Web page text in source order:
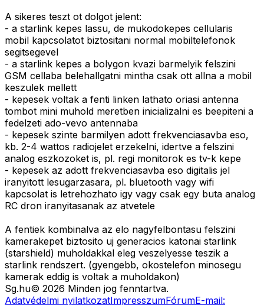
A sikeres teszt ot dolgot jelent:
- a starlink kepes lassu, de mukodokepes cellularis
mobil kapcsolatot biztositani normal mobiltelefonok
segitsegevel
- a starlink kepes a bolygon kvazi barmelyik felszini
GSM cellaba belehallgatni mintha csak ott allna a mobil
keszulek mellett
- kepesek voltak a fenti linken lathato oriasi antenna
tombot mini muhold meretben inicializalni es beepiteni a
fedelzeti ado-vevo antennaba
- kepesek szinte barmilyen adott frekvenciasavba eso,
kb. 2-4 wattos radiojelet erzekelni, idertve a felszini
analog eszkozoket is, pl. regi monitorok es tv-k kepe
- kepesek az adott frekvenciasavba eso digitalis jel
iranyitott lesugarzasara, pl. bluetooth vagy wifi
kapcsolat is letrehozhato igy vagy csak egy buta analog
RC dron iranyitasanak az atvetele
A fentiek kombinalva az elo nagyfelbontasu felszini
kamerakepet biztosito uj generacios katonai starlink
(starshield) muholdakkal eleg veszelyesse teszik a
starlink rendszert. (gyengebb, okostelefon minosegu
kamerak eddig is voltak a muholdakon)
Sg.hu© 2026 Minden jog fenntartva.
Adatvédelmi nyilatkozatImpresszumFórumE-mail: